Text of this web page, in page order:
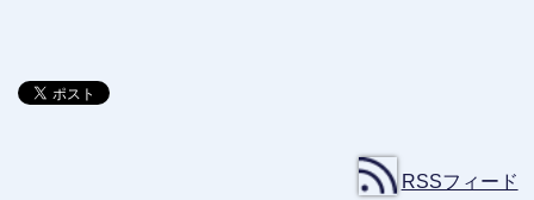
RSSフィード